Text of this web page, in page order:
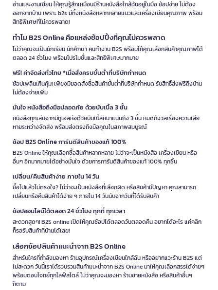
อ่านและงานเขียน ให้คุณรู้สึกเหมือนมีร้านหนังสือใกล้ฉันอยู่ในมือ ช้อปง่าย ไม่ต้อง
ออกจากบ้าน เพราะ b2s มีทั้งหนังสือหลากหลายแนวและเครื่องเขียนคุณภาพ พร้อม
สิทธิพิเศษที่ไม่ควรพลาด!
ทำไม B2S Online คือแหล่งช้อปปิ้งที่คุณไม่ควรพลาด
ไม่ว่าคุณจะเป็นนักเรียน นักศึกษา คนทำงาน B2S พร้อมให้คุณเลือกสินค้าคุณภาพได้
ตลอด 24 ชั่วโมง พร้อมโปรโมชั่นและสิทธิพิเศษมากมาย
ฟรี! ค่าจัดส่งทั่วไทย *เมื่อสั่งครบขั้นต่ำที่บริษัทกำหนด
ช้อปเพลินเกินคุ้ม! เพียงมียอดสั่งซื้อสินค้าขั้นต่ำที่บริษัทกำหนด รับสิทธิ์ส่งฟรีถึงบ้าน
ไม่ต้องจ่ายเพิ่ม
มั่นใจ หนังสือถึงมือปลอดภัย ด้วยบับเบิ้ล 3 ชั้น
หนังสือทุกเล่มจากบีทูเอสห่อด้วยบับเบิ้ลหนาแน่นถึง 3 ชั้น หมดกังวลเรื่องความเสีย
หายระหว่างจัดส่ง พร้อมส่งตรงถึงมือคุณในสภาพสมบูรณ์
ช้อป B2S Online การันตีสินค้าของแท้ 100%
B2S Online ให้คุณเลือกซื้อสินค้าหลากหลาย ไม่ว่าจะเป็นหนังสือ เครื่องเขียน หรือ
อื่นๆ อีกมากมายได้อย่างมั่นใจ ด้วยการการันตีสินค้าของแท้ 100% ทุกชิ้น
เปลี่ยน/คืนสินค้าง่าย ภายใน 14 วัน
ซื้อไปแล้วไม่ตรงใจ? ไม่ว่าจะเป็นหนังสือที่เลือกผิด หรือสินค้ามีปัญหา คุณสามารถ
เปลี่ยนหรือคืนสินค้าได้ง่าย ๆ ภายใน 14 วันนับจากวันที่ได้รับสินค้า
ช้อปออนไลน์ได้ตลอด 24 ชั่วโมง ทุกที่ ทุกเวลา
สะดวกสุดๆ! B2S online เปิดให้คุณช้อปได้ตลอดวันตลอดคืน อยากได้อะไร แค่คลิก
ก็รอรับสินค้าที่บ้านได้เลย!
เลือกช้อปสินค้าแนะนำจาก B2S Online
สำหรับใครที่กำลังมองหา ร้านอุปกรณ์เครื่องเขียนใกล้ฉัน หรืออยากแวะร้าน B2S แต่
ไม่สะดวก วันนี้เราได้รวบรวมสินค้าแนะนำจาก B2S Online มาให้คุณเลือกสรรได้ง่ายๆ
พร้อมตอบโจทย์ทุกไลฟ์สไตล์ ไม่ว่าคุณจะมองหา ร้านขายหนังสือ หรือสินค้าอื่นๆ
ก็ตาม